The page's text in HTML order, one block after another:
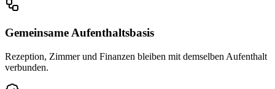
Gemeinsame Aufenthaltsbasis
Rezeption, Zimmer und Finanzen bleiben mit demselben Aufenthalt
verbunden.